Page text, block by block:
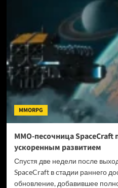
Warhammer
Dawn
War
показали
сетевой
между
Космодесантом
и
орками
MMORPG
MMO-песочница
ускоренным развитием
Спустя две недели после
SpaceCraft в стадии раннего
обновление, добавившее